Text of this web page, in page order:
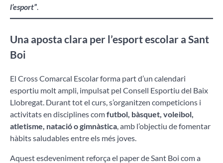
l’esport”
Una aposta clara per l’esport escolar a Sant
Boi
El Cross Comarcal Escolar forma part d’un calendari
esportiu molt ampli, impulsat pel Consell Esportiu del Baix
Llobregat. Durant tot el curs, s’organitzen competicions i
activitats en disciplines comfutbol, bàsquet, voleibol,
atletisme, natació o gimnàstica , amb l’objectiu de fomentar
hàbits saludables entre els més joves.
Aquest esdeveniment reforça el paper de Sant Boi com a